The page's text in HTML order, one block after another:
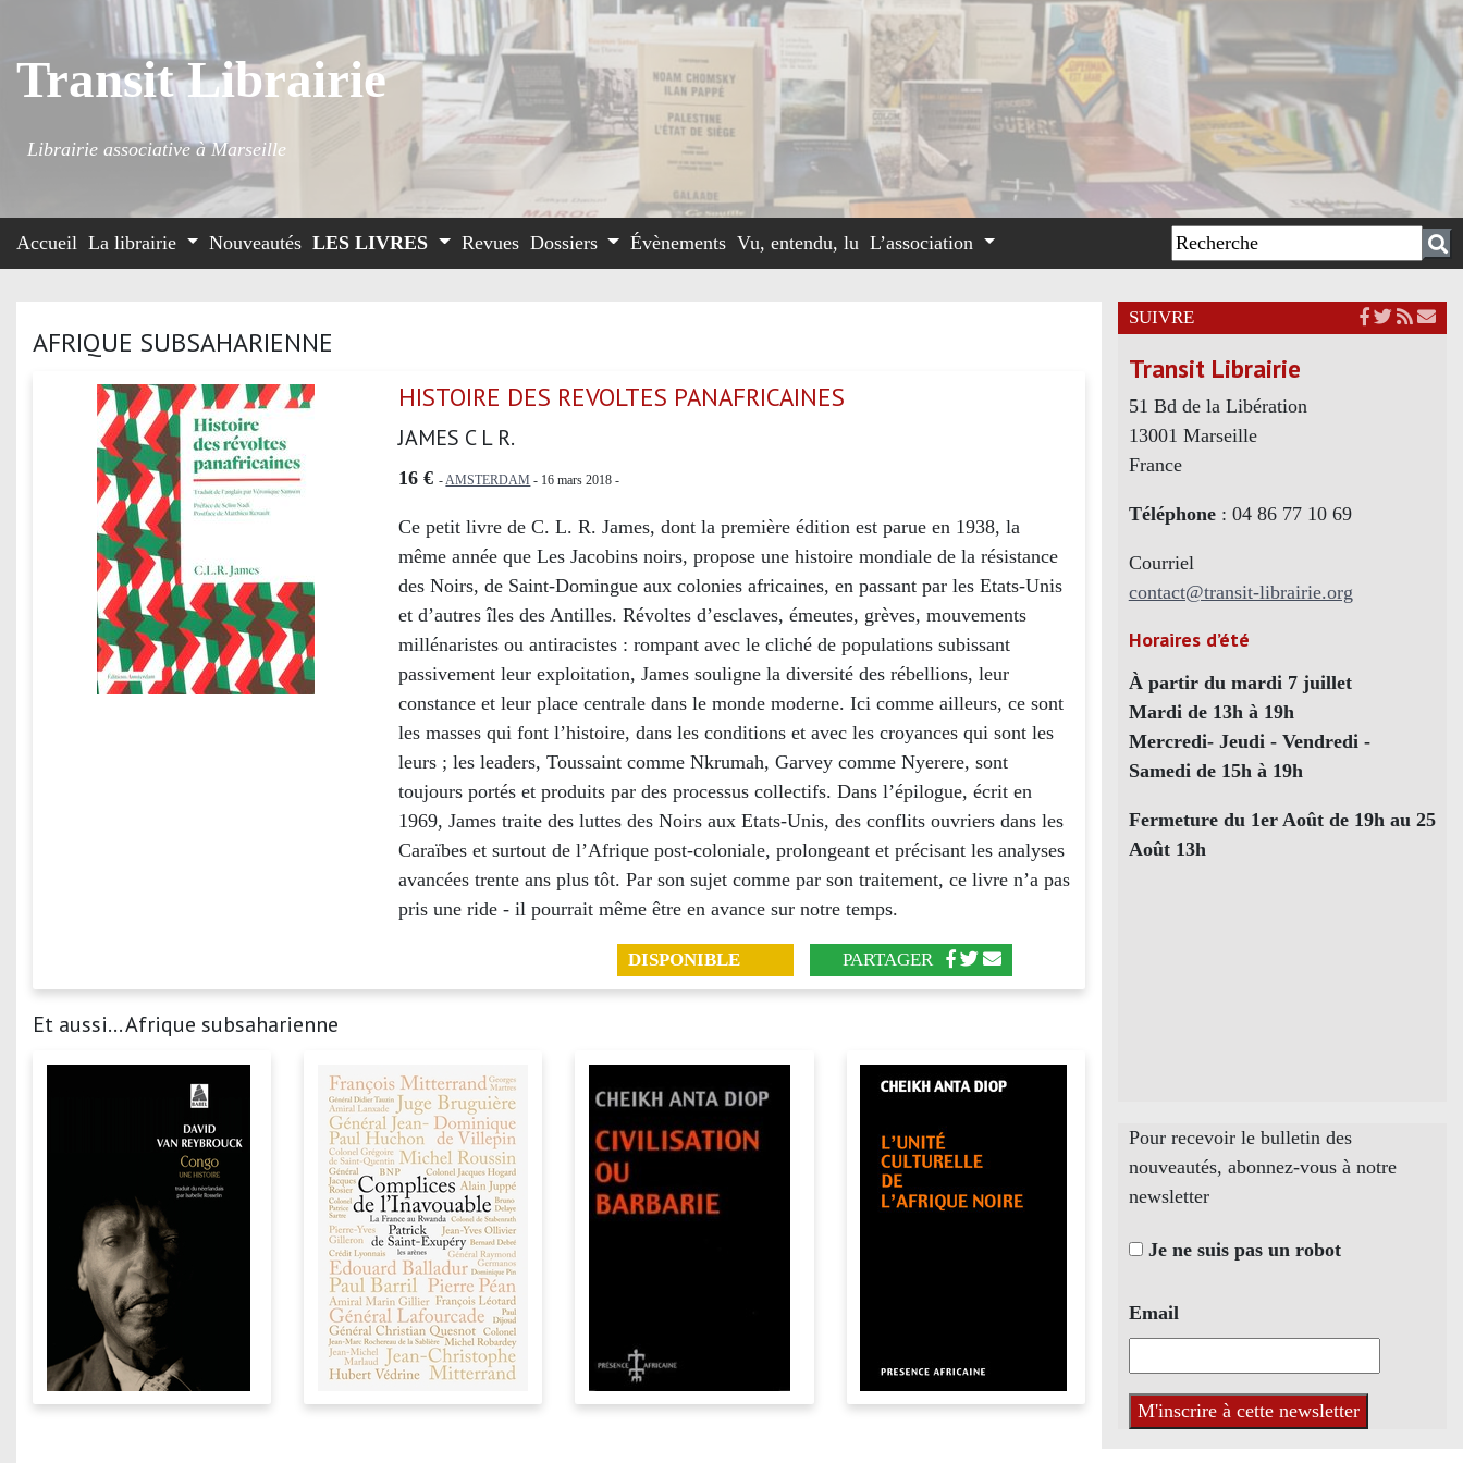
Transit Librairie
Librairie associative à Marseille
Accueil La librairie Nouveautés LES LIVRES Revues Dossiers Évènements Vu, entendu, lu L’association
AFRIQUE SUBSAHARIENNE
HISTOIRE DES REVOLTES PANAFRICAINES
JAMES C L R.
16 € - AMSTERDAM - 16 mars 2018 -
Ce petit livre de C. L. R. James, dont la première édition est parue en 1938, la
même année que Les Jacobins noirs, propose une histoire mondiale de la résistance
des Noirs, de Saint-Domingue aux colonies africaines, en passant par les Etats-Unis
et d’autres îles des Antilles. Révoltes d’esclaves, émeutes, grèves, mouvements
millénaristes ou antiracistes : rompant avec le cliché de populations subissant
passivement leur exploitation, James souligne la diversité des rébellions, leur
constance et leur place centrale dans le monde moderne. Ici comme ailleurs, ce sont
les masses qui font l’histoire, dans les conditions et avec les croyances qui sont les
leurs ; les leaders, Toussaint comme Nkrumah, Garvey comme Nyerere, sont
toujours portés et produits par des processus collectifs. Dans l’épilogue, écrit en
1969, James traite des luttes des Noirs aux Etats-Unis, des conflits ouvriers dans les
Caraïbes et surtout de l’Afrique post-coloniale, prolongeant et précisant les analyses
avancées trente ans plus tôt. Par son sujet comme par son traitement, ce livre n’a pas
pris une ride - il pourrait même être en avance sur notre temps.
DISPONIBLE PARTAGER
Et aussi... Afrique subsaharienne
SUIVRE
Transit Librairie
51 Bd de la Libération
13001 Marseille
France
Téléphone: 04 86 77 10 69
Courriel
contact@transit-librairie.org
Horaires d’été
À partir du mardi 7 juillet
Mardi de 13h à 19h
Mercredi- Jeudi - Vendredi -
Samedi de 15h à 19h
Fermeture du 1er Août de 19h au 25
Août 13h
Pour recevoir le bulletin des
nouveautés, abonnez-vous à notre
newsletter
Je ne suis pas un robot
Email